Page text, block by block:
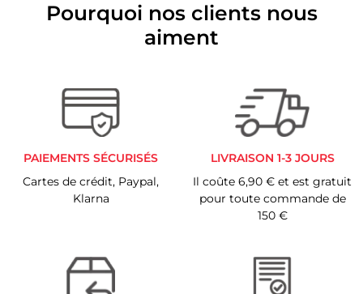
Pourquoi nos clients nous
aiment
PAIEMENTS SÉCURISÉS
Cartes de crédit, Paypal,
Klarna
LIVRAISON 1-3 JOURS
Il coûte 6,90 € et est gratuit
pour toute commande de
150 €